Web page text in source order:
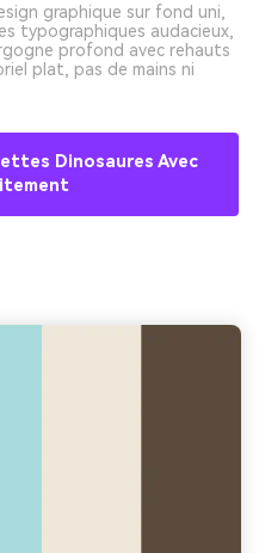
graphique sur fond uni,
typographiques audacieux,
profond avec rehauts
plat, pas de mains ni
Dinosaures Avec